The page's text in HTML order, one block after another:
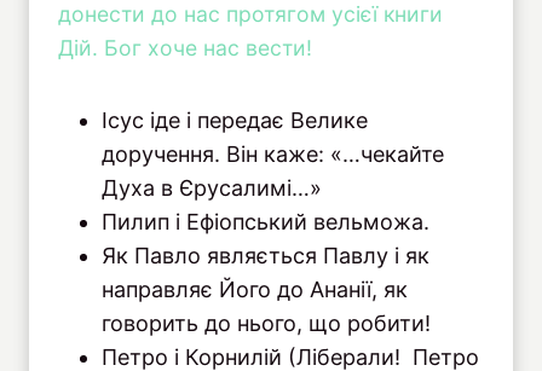
донести до нас протягом усієї книги
Дій. Бог хоче нас вести!
Ісус іде і передає Велике
доручення. Він каже: «…чекайте
Духа в Єрусалимі…»
Пилип і Ефіопський вельможа.
Як Павло являється Павлу і як
направляє Його до Ананії, як
говорить до нього, що робити!
Петро і Корнилій (Ліберали! Петро